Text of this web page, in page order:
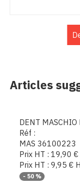
Articles
DENT
Réf :
MAS 36100223
Prix HT : 19,90 €
Prix HT : 9,95 €
- 50 %